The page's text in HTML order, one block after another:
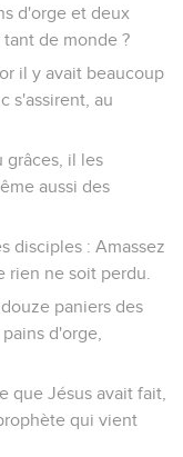
d'orge et deux
de monde ?
il y avait beaucoup
s'assirent, au
grâces, il les
aussi des
disciples : Amassez
rien ne soit perdu.
paniers des
d'orge,
que Jésus avait fait,
qui vient